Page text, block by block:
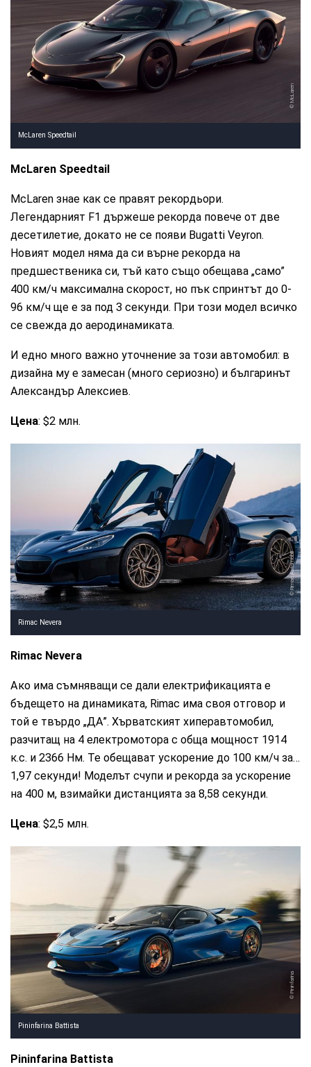
McLaren
McLaren Speedtail
McLaren Speedtail
McLaren знае как се правят рекордьори.
Легендарният F1 държеше рекорда повече от две
десетилетие, докато не се появи Bugatti Veyron.
Новият модел няма да си върне рекорда на
предшественика си, тъй като също обещава „само”
400 км/ч максимална скорост, но пък спринтът до 0-
96 км/ч ще е за под 3 секунди. При този модел всичко
се свежда до аеродинамиката.
И едно много важно уточнение за този автомобил: в
дизайна му е замесан (много сериозно) и българинът
Александър Алексиев.
Цена: $2 млн.
Rimac Automobili
Rimac Nevera
Rimac Nevera
Ако има съмняващи се дали електрификацията е
бъдещето на динамиката, Rimac има своя отговор и
той е твърдо „ДА”. Хърватският хиперавтомобил,
разчитащ на 4 електромотора с обща мощност 1914
к.с. и 2366 Нм. Те обещават ускорение до 100 км/ч за…
1,97 секунди! Моделът счупи и рекорда за ускорение
на 400 м, взимайки дистанцията за 8,58 секунди.
Цена: $2,5 млн.
Pininfarina
Pininfarina Battista
Pininfarina Battista